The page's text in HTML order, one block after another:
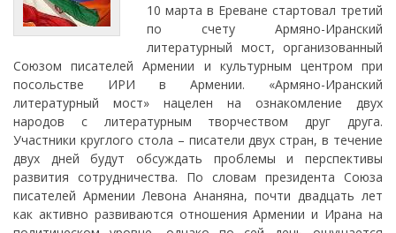
10 марта в Ереване стартовал третий
по счету Армяно-Иранский
литературный мост, организованный
Союзом писателей Армении и культурным центром при
посольстве ИРИ в Армении. «Армяно-Иранский
литературный мост» нацелен на ознакомление двух
народов с литературным творчеством друг друга.
Участники круглого стола – писатели двух стран, в течение
двух дней будут обсуждать проблемы и перспективы
развития сотрудничества. По словам президента Союза
писателей Армении Левона Ананяна, почти двадцать лет
как активно развиваются отношения Армении и Ирана на